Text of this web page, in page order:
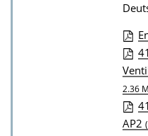
n
D
o
w
n
l
2.36
AP2